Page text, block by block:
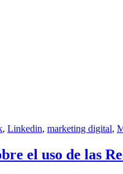
, Linkedin, marketing digital,
el uso de las